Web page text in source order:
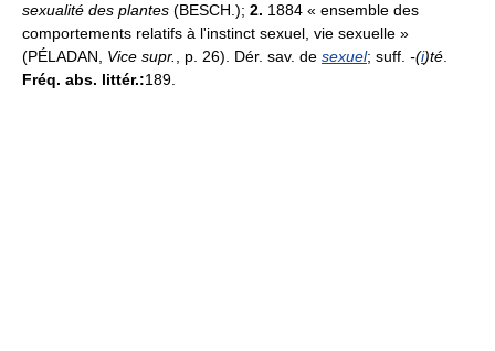
sexualité des plantes (BESCH.); 2. 1884 « ensemble des
comportements relatifs à l'instinct sexuel, vie sexuelle »
(PÉLADAN, Vice supr. , p. 26). Dér. sav. de sexuel; suff. -(i)té
Fréq. abs. littér.:189.